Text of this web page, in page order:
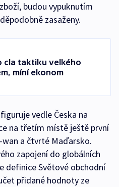
budou vypuknutím
zasaženy.
cla taktiku velkého
míní ekonom
vedle Česka na
na třetím místě ještě první
wan a čtvrté Maďarsko.
zapojení do globálních
definice Světové obchodní
přidané hodnoty ze